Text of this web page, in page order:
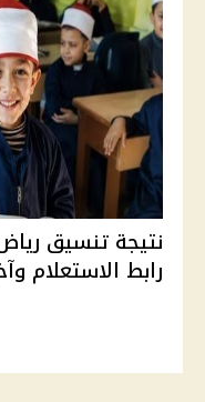
نتيجة تنسيق رياض
رابط الاستعلام